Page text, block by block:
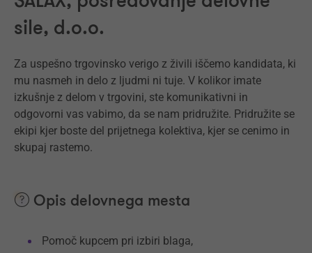
sile, d.o.o.
Za uspešno trgovinsko verigo z živili iščemo kandidata, ki
mu nasmeh in delo z ljudmi ni tuje. V kolikor imate
izkušnje z delom v trgovini, ste komunikativni in
odgovorni vas vabimo, da se nam pridružite. Pridružite se
ekipi kjer boste del prijetnega kolektiva, kjer se cenimo in
skupaj rastemo.
Opis delovnega mesta
Pomoč kupcem pri izbiri blaga,